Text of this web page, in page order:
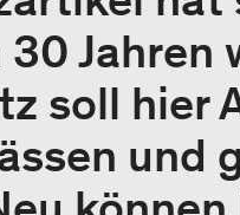
Jahren
soll hier
und